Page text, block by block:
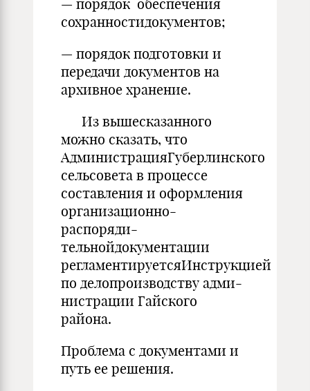
— порядок обеспечения
сохранностидокументов;
— порядок подготовки и
передачи документов на
архивное хранение.
Из вышесказанного
можно сказать, что
АдминистрацияГуберлинского
сельсовета в процессе
составления и оформления
организационно-
распоряди-
тельнойдокументации
регламентируетсяИнструкцией
по делопроизводству адми-
нистрации Гайского
района.
Проблема с документами и
путь ее решения.